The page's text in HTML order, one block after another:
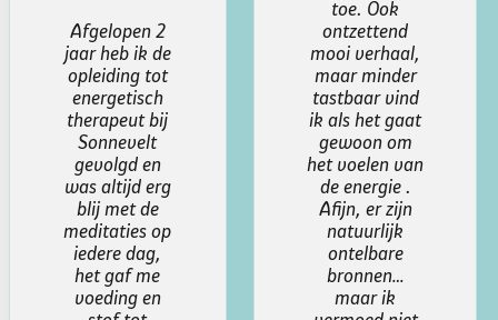
ontzettend
mooi verhaal,
maar minder
tastbaar vind
ik als het gaat
gewoon om
het voelen van
de energie .
Afijn, er zijn
natuurlijk
ontelbare
bronnen…
maar ik
Dag Wilka,
Ik wilde je
graag laten
weten dat
ik je set
van Nieuwe
Aarde
frequenties
kaarten,
die ik nav
van je
laatste
webinar